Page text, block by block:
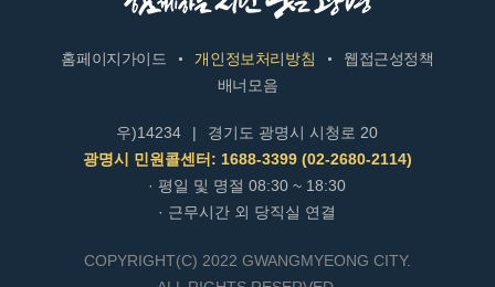
홈페이지가이드 개인정보처리방침
웹접근성정책
배너모음
우)14234 |
경기도 광명시 시청로 20
광명시 민원콜센터: 1688-3399 (02-2680-2114)
· 평일 및 명절 08:30 ~ 18:30
· 근무시간 외 당직실 연결
COPYRIGHT(C) 2022 GWANGMYEONG CITY.